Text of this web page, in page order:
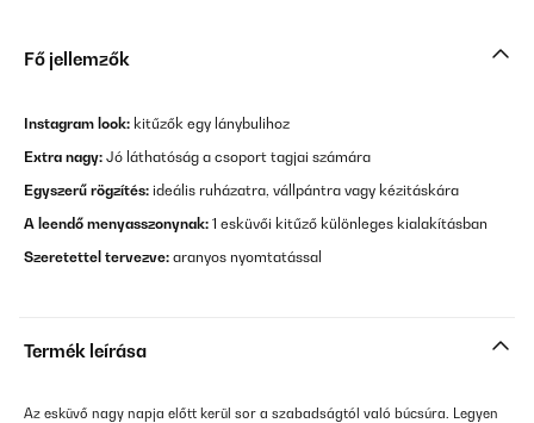
Fő jellemzők
Instagram look: kitűzők egy lánybulihoz
Extra nagy: Jó láthatóság a csoport tagjai számára
Egyszerű rögzítés: ideális ruházatra, vállpántra vagy kézitáskára
A leendő menyasszonynak: 1 esküvői kitűző különleges kialakításban
Szeretettel tervezve: aranyos nyomtatással
Termék leírása
Az esküvő nagy napja előtt kerül sor a szabadságtól való búcsúra. Legyen